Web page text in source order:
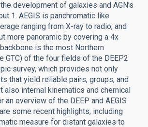
development of galaxies and AGN's
1. AEGIS is panchromatic like
ranging from X-ray to radio, and
more panoramic by covering a 4x
is the most Northern
GTC) of the four fields of the DEEP2
survey, which provides not only
that yield reliable pairs, groups, and
also internal kinematics and chemical
an overview of the DEEP and AEGIS
some recent highlights, including
measure for distant galaxies to